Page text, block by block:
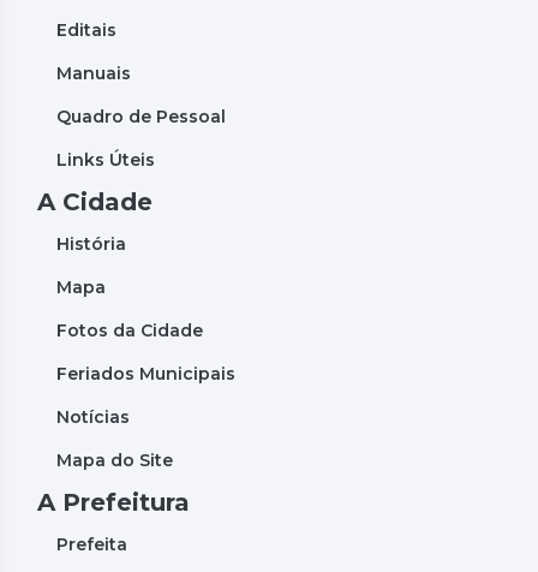
Editais
Manuais
Quadro de Pessoal
Links Úteis
A Cidade
História
Mapa
Fotos da Cidade
Feriados Municipais
Notícias
Mapa do Site
A Prefeitura
Prefeita